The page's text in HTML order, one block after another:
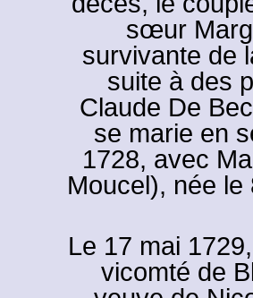
sœur
survivante de
suite à des
Claude De
se marie en
1728, avec
Moucel), née
Le 17 mai
vicomté de